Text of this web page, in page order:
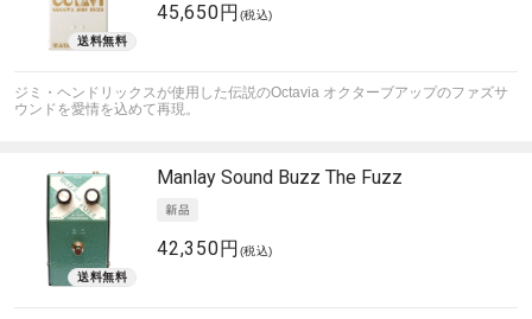
45,650円 (税込)
ジミ・ヘンドリックスが使用した伝説のOctavia オクターブアップのファズサ
ウンドを愛情を込めて再現。
Manlay Sound Buzz The Fuzz
42,350円 (税込)